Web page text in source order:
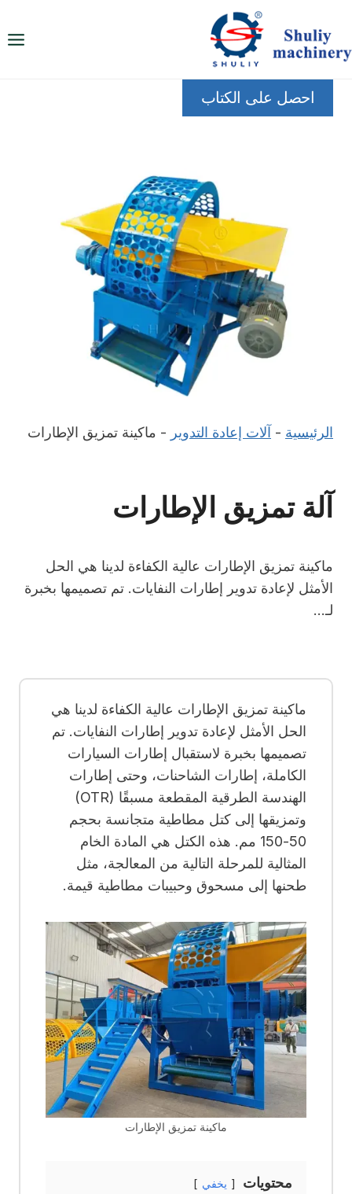
المحتوى
احصل على الكتاب
الرئيسية - آلات إعادة التدوير - ماكينة تمزيق الإطارات
آلة تمزيق الإطارات
ماكينة تمزيق الإطارات عالية الكفاءة لدينا هي الحل
الأمثل لإعادة تدوير إطارات النفايات. تم تصميمها بخبرة
لـ…
ماكينة تمزيق الإطارات عالية الكفاءة لدينا هي
الحل الأمثل لإعادة تدوير إطارات النفايات. تم
تصميمها بخبرة لاستقبال إطارات السيارات
الكاملة، إطارات الشاحنات، وحتى إطارات
الهندسة الطرقية المقطعة مسبقًا (OTR)
وتمزيقها إلى كتل مطاطية متجانسة بحجم
50-150 مم. هذه الكتل هي المادة الخام
المثالية للمرحلة التالية من المعالجة، مثل
طحنها إلى مسحوق وحبيبات مطاطية قيمة.
ماكينة تمزيق الإطارات
محتويات يخفي